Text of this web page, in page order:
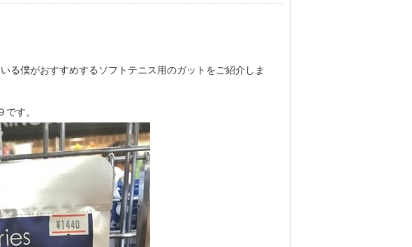
る僕がおすすめするソフトテニス用のガットをご紹介しま
す。